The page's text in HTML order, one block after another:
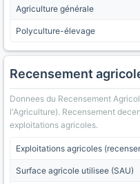
Agriculture générale
Polyculture-élevage
Recensement
Donnees du Recensement
l'Agriculture). Recensement
exploitations agricoles.
Exploitations agricoles
Surface agricole utilisee (SAU)